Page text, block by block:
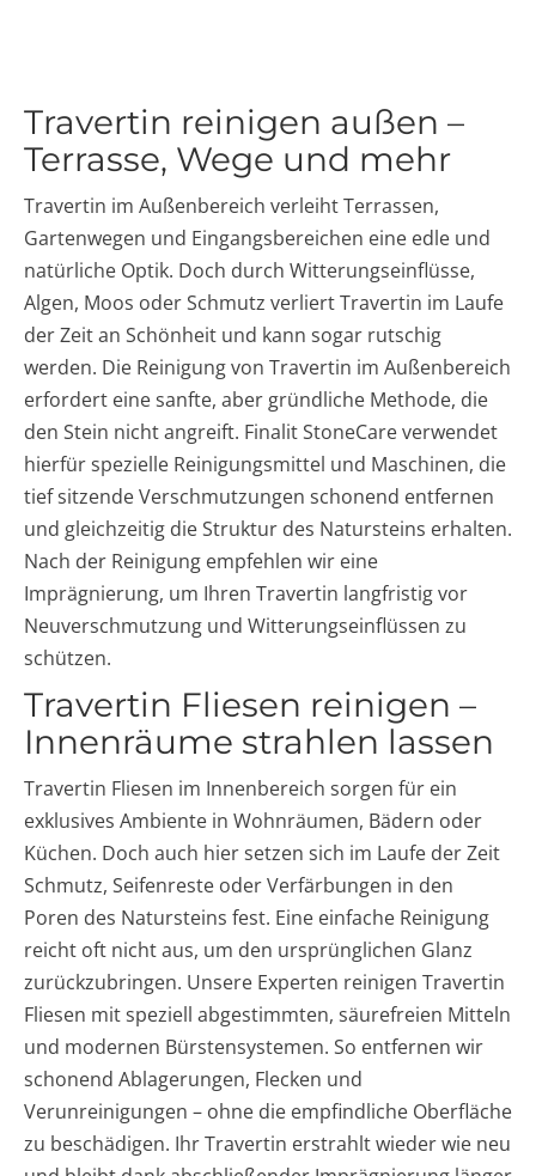
Travertin reinigen außen –
Terrasse, Wege und mehr
Travertin im Außenbereich verleiht Terrassen,
Gartenwegen und Eingangsbereichen eine edle und
natürliche Optik. Doch durch Witterungseinflüsse,
Algen, Moos oder Schmutz verliert Travertin im Laufe
der Zeit an Schönheit und kann sogar rutschig
werden. Die Reinigung von Travertin im Außenbereich
erfordert eine sanfte, aber gründliche Methode, die
den Stein nicht angreift. Finalit StoneCare verwendet
hierfür spezielle Reinigungsmittel und Maschinen, die
tief sitzende Verschmutzungen schonend entfernen
und gleichzeitig die Struktur des Natursteins erhalten.
Nach der Reinigung empfehlen wir eine
Imprägnierung, um Ihren Travertin langfristig vor
Neuverschmutzung und Witterungseinflüssen zu
schützen.
Travertin Fliesen reinigen –
Innenräume strahlen lassen
Travertin Fliesen im Innenbereich sorgen für ein
exklusives Ambiente in Wohnräumen, Bädern oder
Küchen. Doch auch hier setzen sich im Laufe der Zeit
Schmutz, Seifenreste oder Verfärbungen in den
Poren des Natursteins fest. Eine einfache Reinigung
reicht oft nicht aus, um den ursprünglichen Glanz
zurückzubringen. Unsere Experten reinigen Travertin
Fliesen mit speziell abgestimmten, säurefreien Mitteln
und modernen Bürstensystemen. So entfernen wir
schonend Ablagerungen, Flecken und
Verunreinigungen – ohne die empfindliche Oberfläche
zu beschädigen. Ihr Travertin erstrahlt wieder wie neu